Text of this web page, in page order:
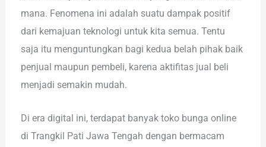
mana. Fenomena ini adalah suatu dampak positif
dari kemajuan teknologi untuk kita semua. Tentu
saja itu menguntungkan bagi kedua belah pihak baik
penjual maupun pembeli, karena aktifitas jual beli
menjadi semakin mudah.
Di era digital ini, terdapat banyak toko bunga online
di Trangkil Pati Jawa Tengah dengan bermacam